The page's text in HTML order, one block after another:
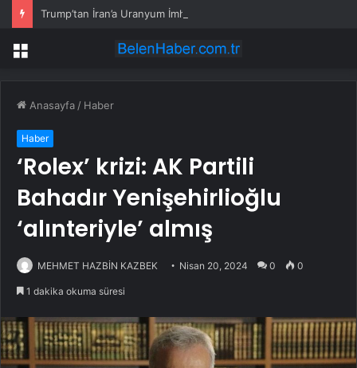
Trump’tan İran’a Uranyum İmhası Çağrısı
Menü
Anasayfa / Haber
Haber
‘Rolex’ krizi: AK Partili
Bahadır Yenişehirlioğlu
‘alınteriyle’ almış
MEHMET HAZBİN KAZBEK Nisan 20, 2024 0 0
1 dakika okuma süresi